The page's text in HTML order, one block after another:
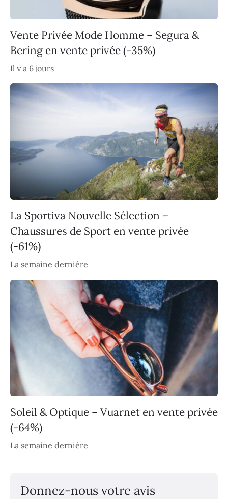
Vente Privée Mode Homme – Segura &
Bering en vente privée (-35%)
Il y a 6 jours
La Sportiva Nouvelle Sélection –
Chaussures de Sport en vente privée
(-61%)
La semaine dernière
Soleil & Optique – Vuarnet en vente privée
(-64%)
La semaine dernière
Donnez-nous votre avis